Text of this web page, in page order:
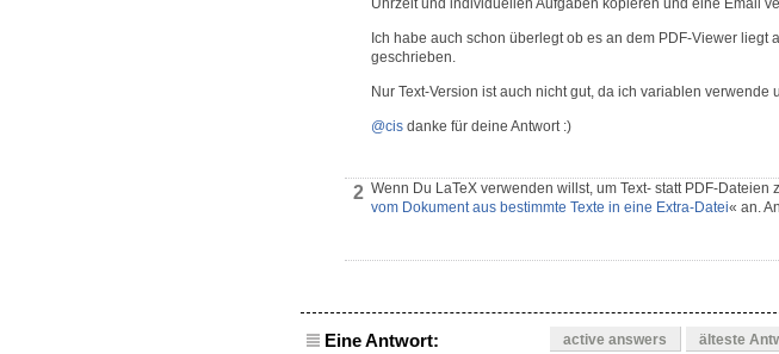
Uhrzeit und individuellen Aufgaben kopieren und eine Email
Ich habe auch schon überlegt ob es an dem PDF-Viewer liegt
geschrieben.
Nur Text-Version ist auch nicht gut, da ich variablen
@cis danke für deine Antwort :)
2 Wenn Du LaTeX verwenden willst, um Text- statt PDF-
vom Dokument aus bestimmte Texte in eine Extra-Datei« an.
Eine Antwort: active answers älteste